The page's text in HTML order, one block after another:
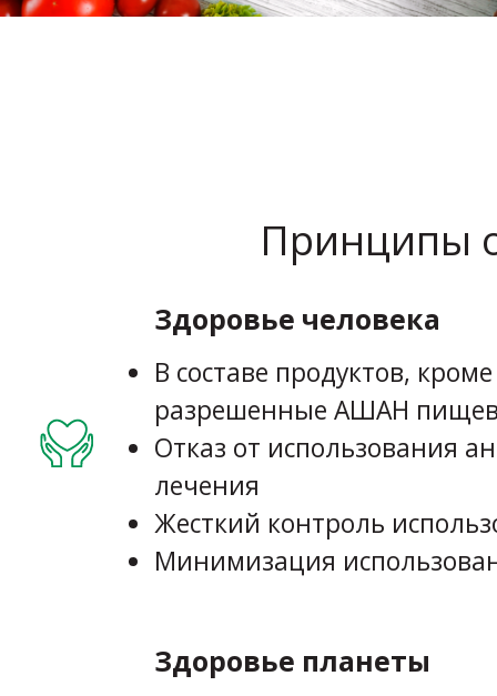
Принципы
Здоровье человека
В составе продуктов,
разрешенные АШАН
Отказ от использования
лечения
Жесткий контроль
Минимизация
Здоровье планеты